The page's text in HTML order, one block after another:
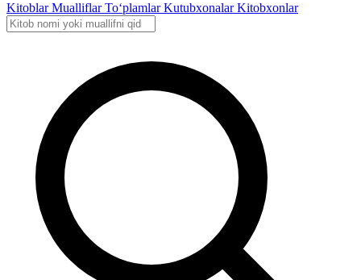
KitoblarMualliflarTo‘plamlarKutubxonalarKitobxonlar